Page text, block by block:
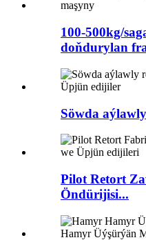
100-500kg/
doňdurylan
Söwda
Pilot Retort
Öndürijisi...